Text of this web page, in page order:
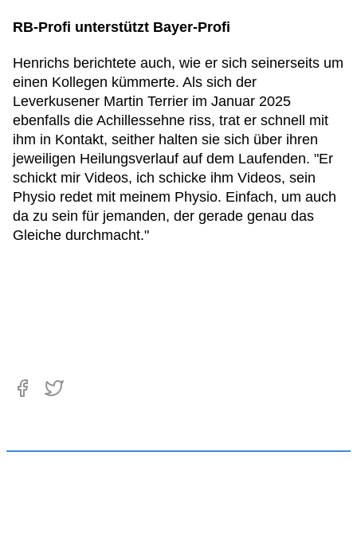
RB-Profi unterstützt Bayer-Profi
Henrichs berichtete auch, wie er sich seinerseits um
einen Kollegen kümmerte. Als sich der
Leverkusener Martin Terrier im Januar 2025
ebenfalls die Achillessehne riss, trat er schnell mit
ihm in Kontakt, seither halten sie sich über ihren
jeweiligen Heilungsverlauf auf dem Laufenden. "Er
schickt mir Videos, ich schicke ihm Videos, sein
Physio redet mit meinem Physio. Einfach, um auch
da zu sein für jemanden, der gerade genau das
Gleiche durchmacht."